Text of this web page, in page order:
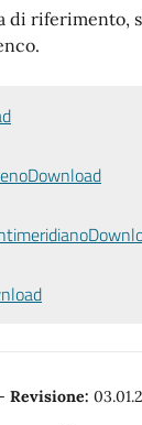
di riferimento,
Download
- Revisione: